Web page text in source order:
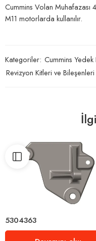
Cummins Volan Muhafazası
M11 motorlarda kullanılır.
Kategoriler: Cummins
Revizyon Kitleri ve Bileşenleri
5304363